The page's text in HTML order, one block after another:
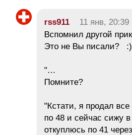
rss911 11 янв, 20:39
Вспомнил другой
Это не Вы писали? :)
"…
Помните?
"Кстати, я продал
по 48 и сейчас сижу
откуплюсь по 41